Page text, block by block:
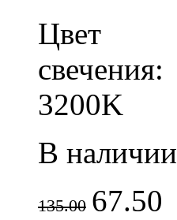
Цвет
свечения:
3200K
В наличии
135.00 67.50